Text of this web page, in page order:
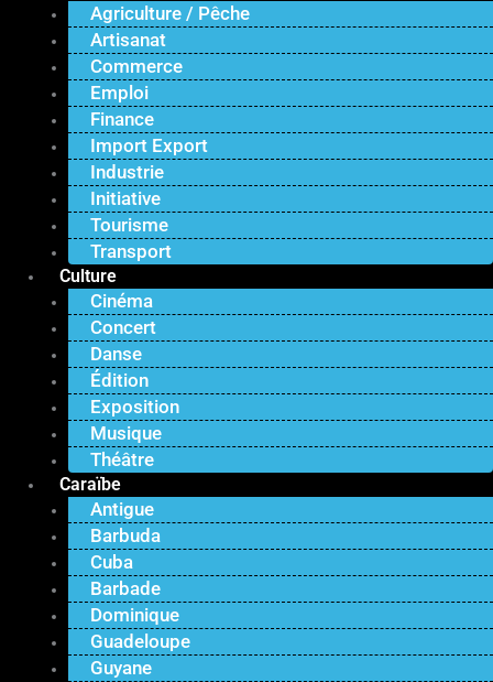
Agriculture / Pêche
Artisanat
Commerce
Emploi
Finance
Import Export
Industrie
Initiative
Tourisme
Transport
Culture
Cinéma
Concert
Danse
Édition
Exposition
Musique
Théâtre
Caraïbe
Antigue
Barbuda
Cuba
Barbade
Dominique
Guadeloupe
Guyane